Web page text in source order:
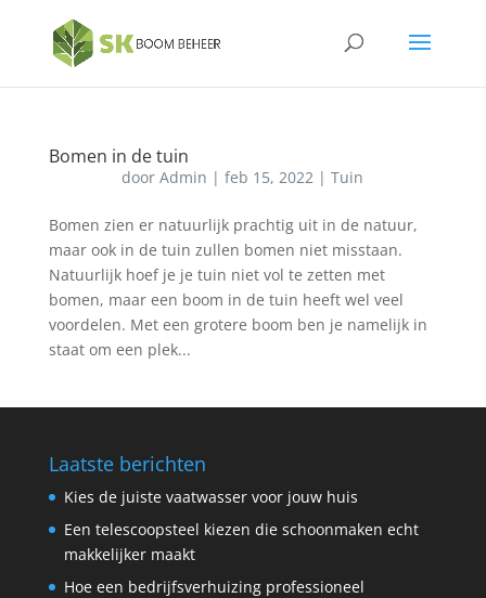
Bomen in de tuin
doorAdmin |feb 15, 2022 |Tuin
Bomen zien er natuurlijk prachtig uit in de natuur,
maar ook in de tuin zullen bomen niet misstaan.
Natuurlijk hoef je je tuin niet vol te zetten met
bomen, maar een boom in de tuin heeft wel veel
voordelen. Met een grotere boom ben je namelijk in
staat om een plek...
Laatste berichten
Kies de juiste vaatwasser voor jouw huis
Een telescoopsteel kiezen die schoonmaken echt
makkelijker maakt
Hoe een bedrijfsverhuizing professioneel